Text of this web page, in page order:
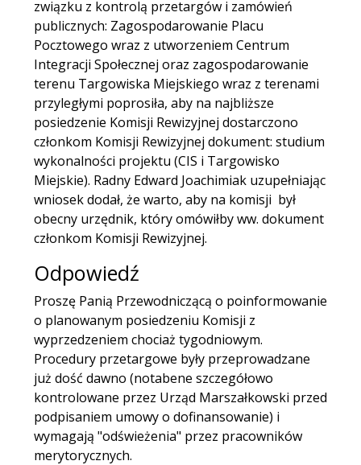
związku z kontrolą przetargów i zamówień
publicznych: Zagospodarowanie Placu
Pocztowego wraz z utworzeniem Centrum
Integracji Społecznej oraz zagospodarowanie
terenu Targowiska Miejskiego wraz z terenami
przyległymi poprosiła, aby na najbliższe
posiedzenie Komisji Rewizyjnej dostarczono
członkom Komisji Rewizyjnej dokument: studium
wykonalności projektu (CIS i Targowisko
Miejskie). Radny Edward Joachimiak uzupełniając
wniosek dodał, że warto, aby na komisji był
obecny urzędnik, który omówiłby ww. dokument
członkom Komisji Rewizyjnej.
Odpowiedź
Proszę Panią Przewodniczącą o poinformowanie
o planowanym posiedzeniu Komisji z
wyprzedzeniem chociaż tygodniowym.
Procedury przetargowe były przeprowadzane
już dość dawno (notabene szczegółowo
kontrolowane przez Urząd Marszałkowski przed
podpisaniem umowy o dofinansowanie) i
wymagają "odświeżenia" przez pracowników
merytorycznych.